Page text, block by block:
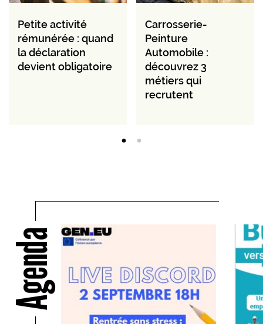
Petite activité
rémunérée : quand
la déclaration
devient obligatoire
Carrosserie-
Peinture
Automobile :
découvrez 3
métiers qui
recrutent
Agenda